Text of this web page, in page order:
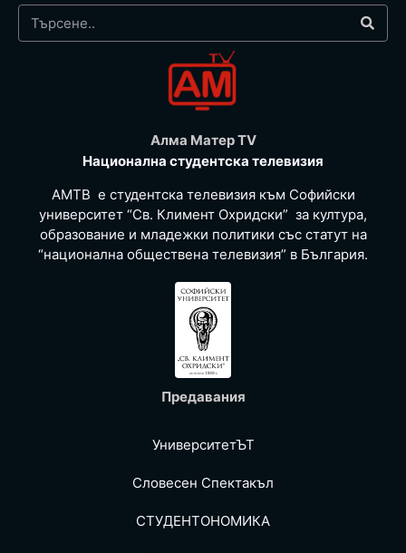
Алма Матер TV
Национална студентска телевизия
АМТВ е студентска телевизия към Софийски
университет “Св. Климент Охридски” за култура,
образование и младежки политики със статут на
“национална обществена телевизия” в България.
Предавания
УниверситетЪТ
Словесен Спектакъл
СТУДЕНТОНОМИКА